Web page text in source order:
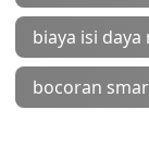
biaya isi
bocoran